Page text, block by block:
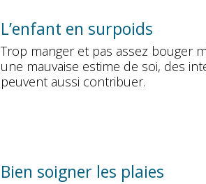
L’enfant en surpoids
Trop manger et pas assez bouger
une mauvaise estime de soi, des
peuvent aussi contribuer.
Bien soigner les plaies